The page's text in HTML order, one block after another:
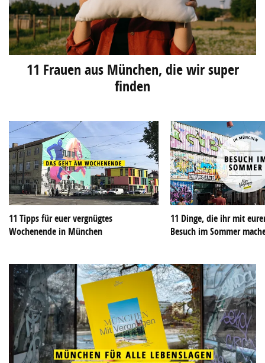
11 Frauen aus München, die wir super
finden
11 Tipps für euer vergnügtes
Wochenende in München
11 Dinge, die ihr mit
Besuch im Sommer